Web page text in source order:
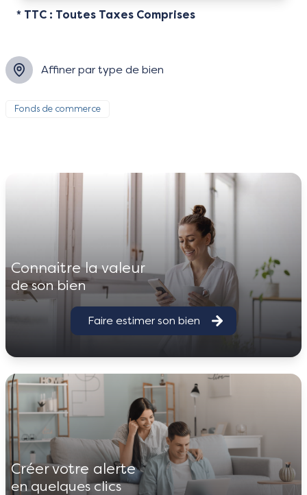
* TTC : Toutes Taxes Comprises
Affiner par type de bien
Fonds de commerce
connaitre la valeur
de son bien
Faire estimer son bien
créer votre alerte
en quelques clics